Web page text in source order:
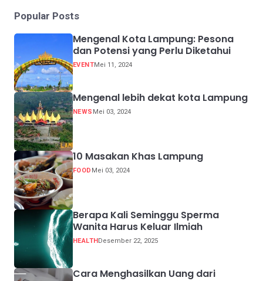
Popular Posts
Mengenal Kota Lampung: Pesona
dan Potensi yang Perlu Diketahui
EVENTMei 11, 2024
Mengenal lebih dekat kota Lampung
NEWS Mei 03, 2024
10 Masakan Khas Lampung
FOOD Mei 03, 2024
Berapa Kali Seminggu Sperma
Wanita Harus Keluar Ilmiah
HEALTHDesember 22, 2025
Cara Menghasilkan Uang dari